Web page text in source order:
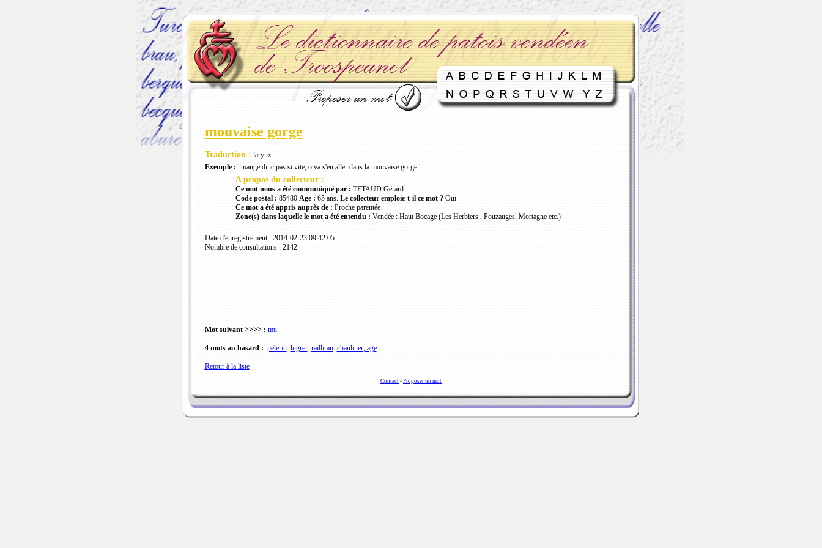
mouvaise gorge
Traduction : larynx
Exemple : "mange dinc pas si vite, o va s'en aller dans la mouvaise gorge "
A propos du collecteur :
Ce mot nous a été communiqué par : TETAUD Gérard
Code postal : 85480 Age : 65 ans. Le collecteur emploie-t-il ce mot ?Oui
Ce mot a été appris auprès de : Proche parentée
Zone(s) dans laquelle le mot a été entendu : Vendée : Haut Bocage (Les Herbiers , Pouzauges, Mortagne etc.)
Date d'enregistrement : 2014-02-23 09:42:05
Nombre de consultations : 2142
Mot suivant >>>> : mu
4 mots au hasard : pélerin lugrer railliran chauliner, age
Retour à la liste
Contact - Proposer un mot